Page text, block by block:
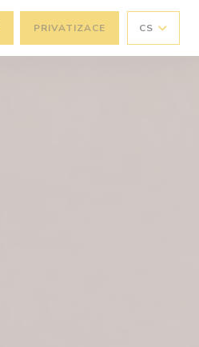
PRIVATIZACE CS